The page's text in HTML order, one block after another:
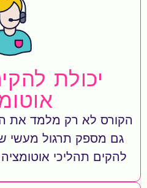
יכולת
הקורס לא רק מלמד את
גם מספק תרגול מעשי
להקים תהליכי